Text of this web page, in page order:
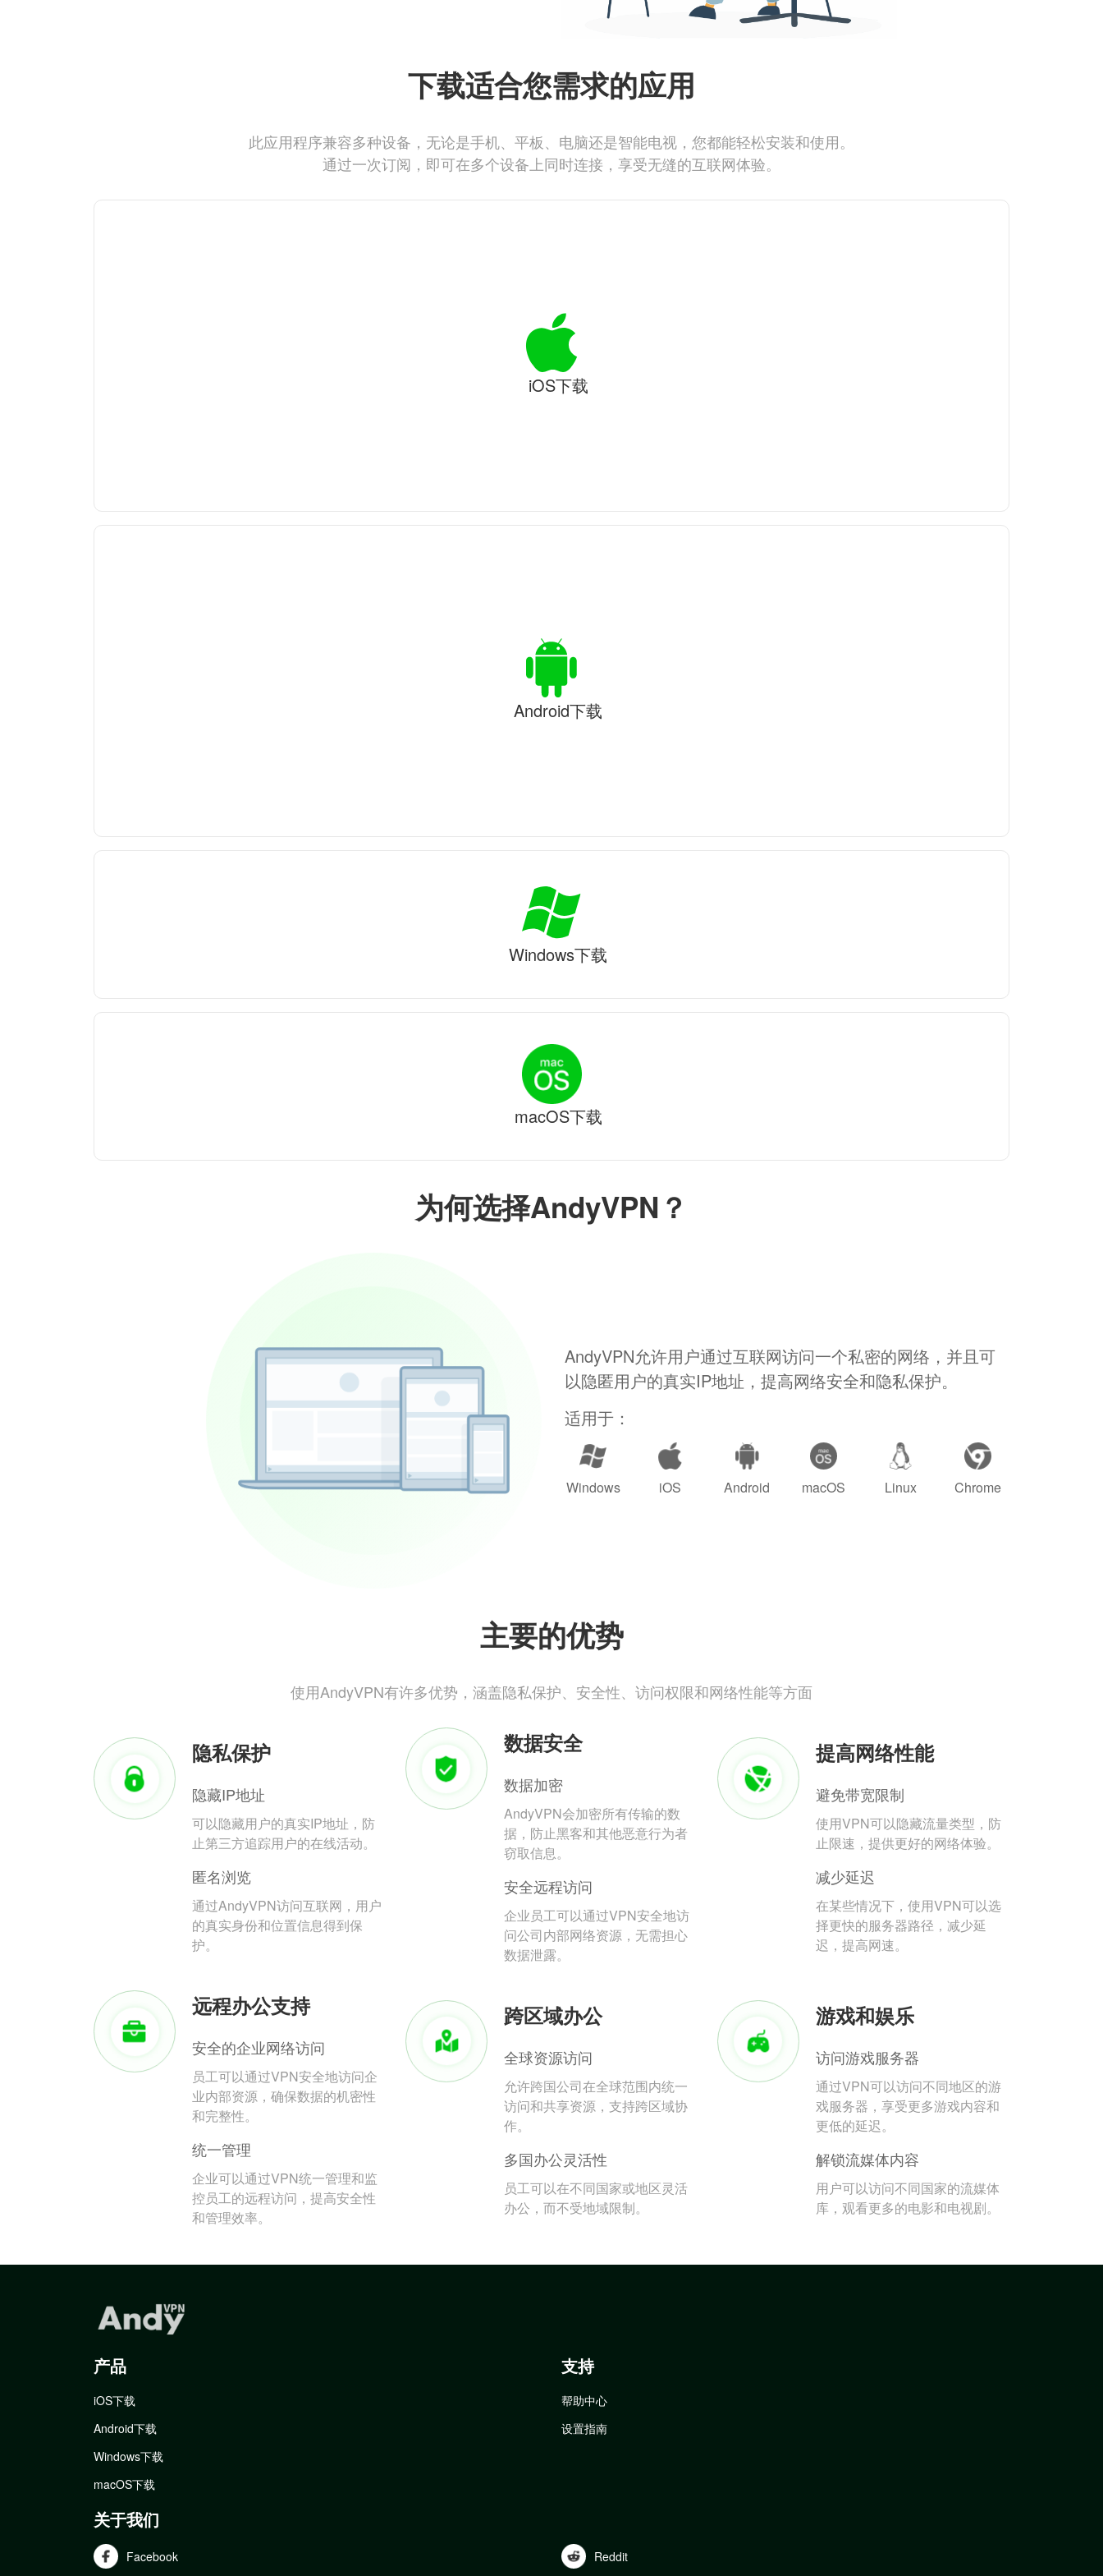
为何选择AndyVPN？
AndyVPN允许用户通过互联网访问一个私密的网络，并且可
以隐匿用户的真实IP地址，提高网络安全和隐私保护。
适用于：
Windows iOS Android macOS Linux Chrome
主要的优势
使用AndyVPN有许多优势，涵盖隐私保护、安全性、访问权限和网络性能等方面
隐私保护
隐藏IP地址
可以隐藏用户的真实IP地址，防
止第三方追踪用户的在线活动。
匿名浏览
通过AndyVPN访问互联网，用户
的真实身份和位置信息得到保
护。
数据安全
数据加密
AndyVPN会加密所有传输的数
据，防止黑客和其他恶意行为者
窃取信息。
安全远程访问
企业员工可以通过VPN安全地访
问公司内部网络资源，无需担心
数据泄露。
提高网络性能
避免带宽限制
使用VPN可以隐藏流量类型，防
止限速，提供更好的网络体验。
减少延迟
在某些情况下，使用VPN可以选
择更快的服务器路径，减少延
迟，提高网速。
远程办公支持
安全的企业网络访问
员工可以通过VPN安全地访问企
业内部资源，确保数据的机密性
和完整性。
统一管理
企业可以通过VPN统一管理和监
控员工的远程访问，提高安全性
和管理效率。
跨区域办公
全球资源访问
允许跨国公司在全球范围内统一
访问和共享资源，支持跨区域协
作。
多国办公灵活性
员工可以在不同国家或地区灵活
办公，而不受地域限制。
游戏和娱乐
访问游戏服务器
通过VPN可以访问不同地区的游
戏服务器，享受更多游戏内容和
更低的延迟。
解锁流媒体内容
用户可以访问不同国家的流媒体
库，观看更多的电影和电视剧。
下载适合您需求的应用
此应用程序兼容多种设备，无论是手机、平板、电脑还是智能电视，您都能轻松安装和使用。
通过一次订阅，即可在多个设备上同时连接，享受无缝的互联网体验。
iOS下载
Android下载
Windows下载
macOS下载
产品
iOS下载
Android下载
Windows下载
macOS下载
支持
帮助中心
设置指南
关于我们
Facebook Reddit